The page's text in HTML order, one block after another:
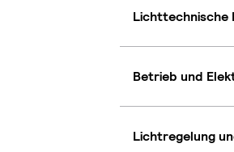
Lichttechnische
Betrieb und
Lichtregelung